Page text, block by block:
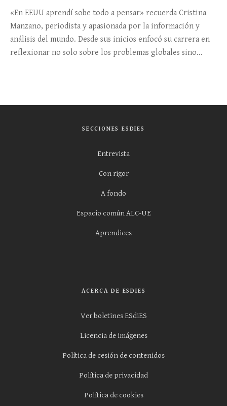
«En EEUU aprendí sobe todo a pensar» recuerda Cristina
Manzano, periodista y apasionada por la información y
análisis del mundo. Desde sus inicios enfocó su carrera en
reflexionar no solo sobre los problemas globales sino...
SECCIONES ESDIES
Entrevista
Con rigor
A fondo
Espacio común ALC-UE
Aprendices
ACERCA DE ESDIES
Ver boletines ESdiES
Licencia de imágenes
Política de cesión de contenidos
Política de privacidad
Política de cookies